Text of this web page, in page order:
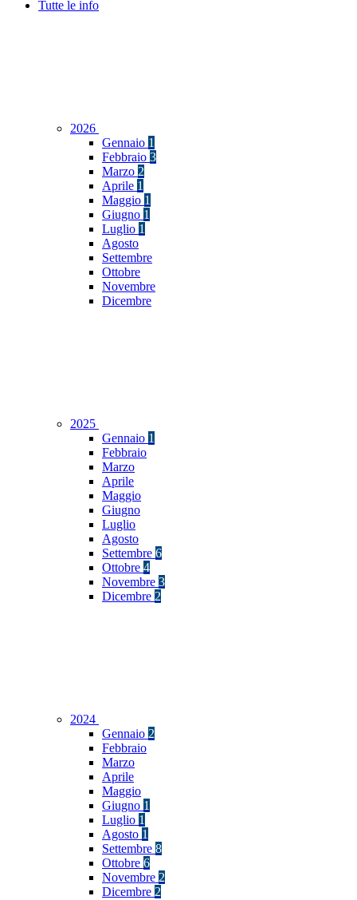
Tutte le info
2026
Gennaio 1
Febbraio 3
Marzo 2
Aprile 1
Maggio 1
Giugno 1
Luglio 1
Agosto
Settembre
Ottobre
Novembre
Dicembre
2025
Gennaio 1
Febbraio
Marzo
Aprile
Maggio
Giugno
Luglio
Agosto
Settembre 6
Ottobre 4
Novembre 3
Dicembre 2
2024
Gennaio 2
Febbraio
Marzo
Aprile
Maggio
Giugno 1
Luglio 1
Agosto 1
Settembre 8
Ottobre 6
Novembre 2
Dicembre 2